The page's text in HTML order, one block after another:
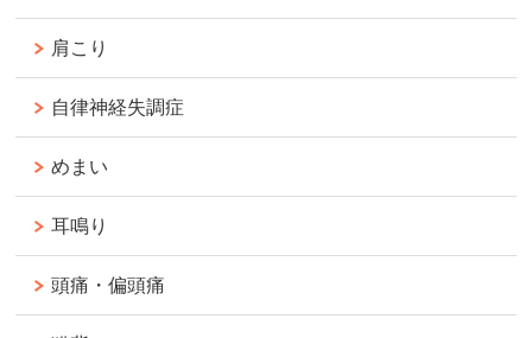
肩こり
自律神経失調症
めまい
耳鳴り
頭痛・偏頭痛